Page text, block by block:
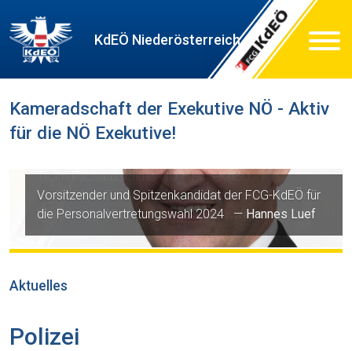
to
content
KdEÖ Niederösterreich
Kameradschaft der Exekutive NÖ - Aktiv
für die NÖ Exekutive!
Vorsitzender und Spitzenkandidat der FCG-KdEÖ für
die Personalvertretungswahl 2024 — Hannes Luef
Aktuelles
Polizei